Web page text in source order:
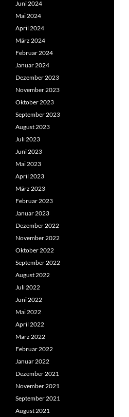
Juni 2024
Mai 2024
April 2024
März 2024
Februar 2024
Januar 2024
Dezember 2023
November 2023
Oktober 2023
September 2023
August 2023
Juli 2023
Juni 2023
Mai 2023
April 2023
März 2023
Februar 2023
Januar 2023
Dezember 2022
November 2022
Oktober 2022
September 2022
August 2022
Juli 2022
Juni 2022
Mai 2022
April 2022
März 2022
Februar 2022
Januar 2022
Dezember 2021
November 2021
September 2021
August 2021